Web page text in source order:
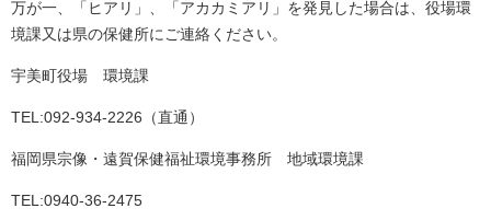
万が一、「ヒアリ」、「アカカミアリ」を発見した場合は、役場環
境課又は県の保健所にご連絡ください。
宇美町役場 環境課
TEL:092-934-2226（直通）
福岡県宗像・遠賀保健福祉環境事務所 地域環境課
TEL:0940-36-2475